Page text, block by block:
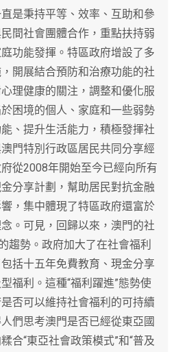
是秉持平等、效率、互助和參
間社會團體合作，重點扶持弱
功能發揮。特區政府增設了多
開展結合預防和治療功能的社
理健康的關注，調整和優化服
困境的個人、家庭和一些弱勢
、提升生活能力，積極發揮社
門特別行政區居民共同分享經
從2008年開始至今已經向所有
分享計劃，幫助居民對抗金融
，集中體現了特區政府還富於
。可見，回歸以來，澳門的社
趨勢。政府加大了在社會福利
括十五年免費教育、現金分享
福利。這種“福利躍進”態勢使
否可以維持社會福利的可持續
們思考澳門是否已經從東亞國
合“東亞社會政策模式”和“普及